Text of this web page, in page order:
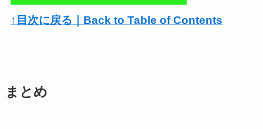
↑目次に戻る｜Back to Table of Contents
まとめ